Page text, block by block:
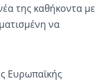
της καθήκοντα με
να
Ευρωπαϊκής